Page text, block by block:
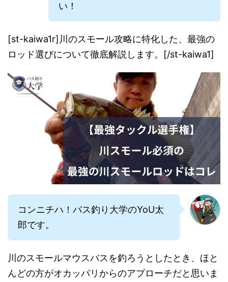
い！
[st-kaiwa1r]川のスモール攻略に特化した、最強の
ロッド選びについて徹底解説します。[/st-kaiwa1]
コンニチハ！バス釣り大学のYoU太
郎です。
川のスモールマウスバスを釣ろうとしたとき、ほと
んどの方がオカッパリからのアプローチだと思いま